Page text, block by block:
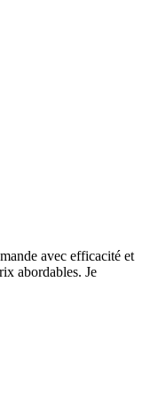
avec efficacité et
abordables. Je